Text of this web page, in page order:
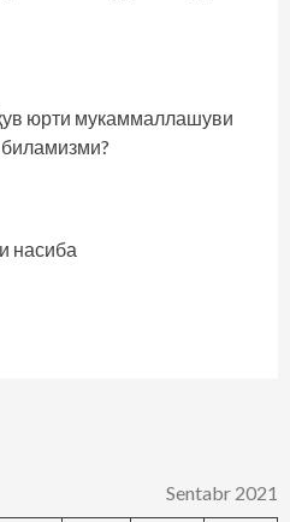
юрти мукаммаллашуви
насиба
Sentabr 2021